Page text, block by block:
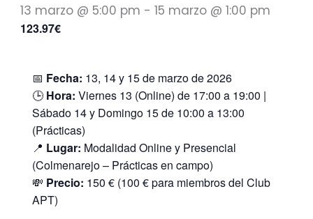
13 marzo @ 5:00 pm -15 marzo @ 1:00 pm
123.97€
📅 Fecha: 13, 14 y 15 de marzo de 2026
🕒 Hora: Viernes 13 (Online) de 17:00 a 19:00 |
Sábado 14 y Domingo 15 de 10:00 a 13:00
(Prácticas)
📍 Lugar: Modalidad Online y Presencial
(Colmenarejo – Prácticas en campo)
💸 Precio: 150 € (100 € para miembros del Club
APT)